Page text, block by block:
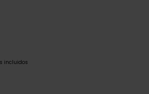
incluidos